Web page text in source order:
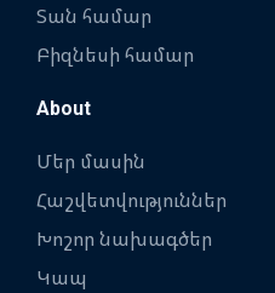
Տան համար
Բիզնեսի համար
About
Մեր մասին
Հաշվետվություններ
Խոշոր նախագծեր
Կապ